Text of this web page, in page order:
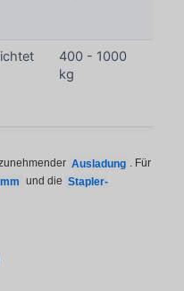
400 - 1000
kg
Ausladung . Für
und die Stapler-